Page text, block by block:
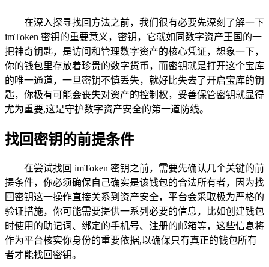
在深入探寻找回方法之前，我们很有必要先深刻了解一下
imToken 密钥的重要意义，密钥，它就如同数字资产王国的一
把神奇钥匙，是访问和管理数字资产的核心凭证，想象一下，
你的钱包里存放着珍贵的数字货币，而密钥就是打开这个宝库
的唯一通道，一旦密钥不慎丢失，就好比失去了开启宝库的钥
匙，你极有可能会丧失对资产的控制权，妥善保管密钥就显得
尤为重要,这是守护数字资产安全的第一道防线。
找回密钥的前提条件
在尝试找回 imToken 密钥之前，需要先确认几个关键的前
提条件，你必须确保自己确实是该钱包的合法所有者，因为找
回密钥这一操作直接关系到资产安全，平台会采取极为严格的
验证措施，你可能需要提供一系列必要的信息，比如创建钱包
时使用的助记词、绑定的手机号、注册的邮箱等，这些信息将
作为平台核实你身份的重要依据,以确保只有真正的钱包所有
者才能找回密钥。